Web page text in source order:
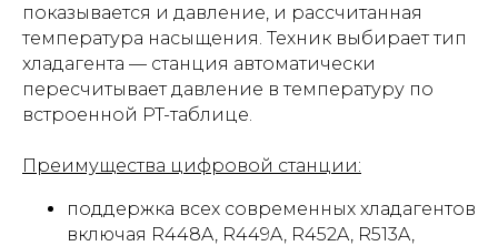
показывается и давление, и рассчитанная
температура насыщения. Техник выбирает тип
хладагента — станция автоматически
пересчитывает давление в температуру по
встроенной PT-таблице.
Преимущества цифровой станции:
поддержка всех современных хладагентов
включая R448A, R449A, R452A, R513A,